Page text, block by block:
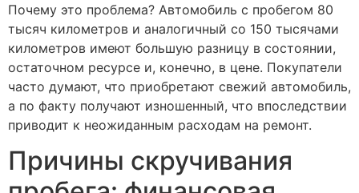
Почему это проблема? Автомобиль с пробегом 80
тысяч километров и аналогичный со 150 тысячами
километров имеют большую разницу в состоянии,
остаточном ресурсе и, конечно, в цене. Покупатели
часто думают, что приобретают свежий автомобиль,
а по факту получают изношенный, что впоследствии
приводит к неожиданным расходам на ремонт.
Причины скручивания